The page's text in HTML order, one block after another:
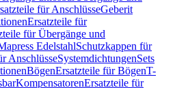
für AnschlüsseGeberit
Ersatzteile für
für Übergänge und
EdelstahlSchutzkappen für
AnschlüsseSystemdichtungenSets
BögenErsatzteile für BögenT-
KompensatorenErsatzteile für